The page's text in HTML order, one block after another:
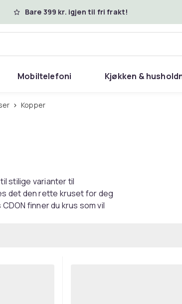
Bare 399 kr. igjen til fri frakt!
Mobiltelefoni Kjøkken &
Kopper
stilige varianter til
det den rette kruset for deg
finner du krus som vil